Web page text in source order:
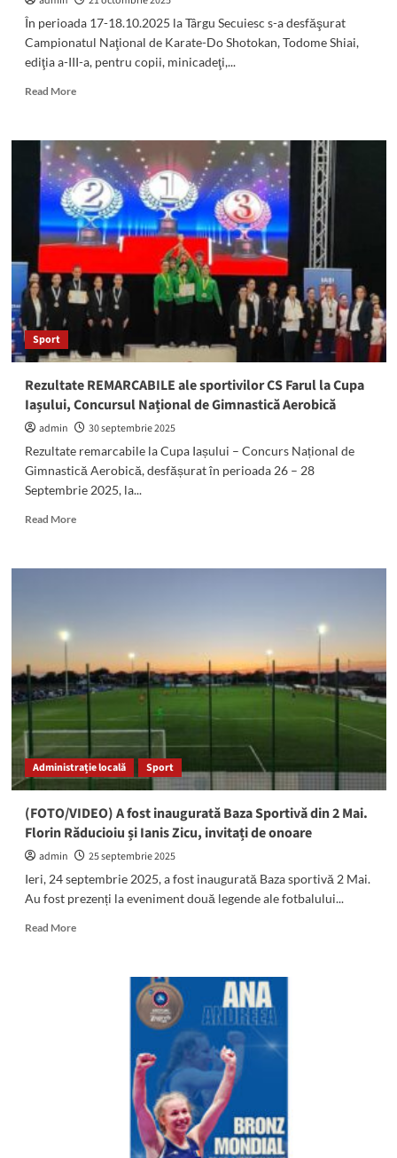
În perioada 17-18.10.2025 la Târgu Secuiesc s-a desfăşurat
Campionatul Naţional de Karate-Do Shotokan, Todome Shiai,
ediţia a-III-a, pentru copii, minicadeţi,...
Read MoreRead
Sportivii
de
la
C.S.
TOMIS
KARATE
s-
întors
de
la
Campionatul
de
Do
Shotokan
cu
pline
de
medalii
Sport
Rezultate REMARCABILE ale sportivilor CS Farul la Cupa
Iașului, Concursul Național de Gimnastică Aerobică
admin
30 septembrie 2025
Rezultate remarcabile la Cupa Iașului – Concurs Național de
Gimnastică Aerobică, desfășurat în perioada 26 – 28
Septembrie 2025, la...
Read MoreRead
Rezultate
la
Cupa
Iașului,
Concursul
Național
Gimnastică
Administrație locală Sport
(FOTO/VIDEO) A fost inaugurată Baza Sportivă din 2 Mai.
Florin Răducioiu și Ianis Zicu, invitați de onoare
admin
25 septembrie 2025
Ieri, 24 septembrie 2025, a fost inaugurată Baza sportivă 2 Mai.
Au fost prezenți la eveniment două legende ale fotbalului...
Read MoreRead
(FOTO/VIDEO)